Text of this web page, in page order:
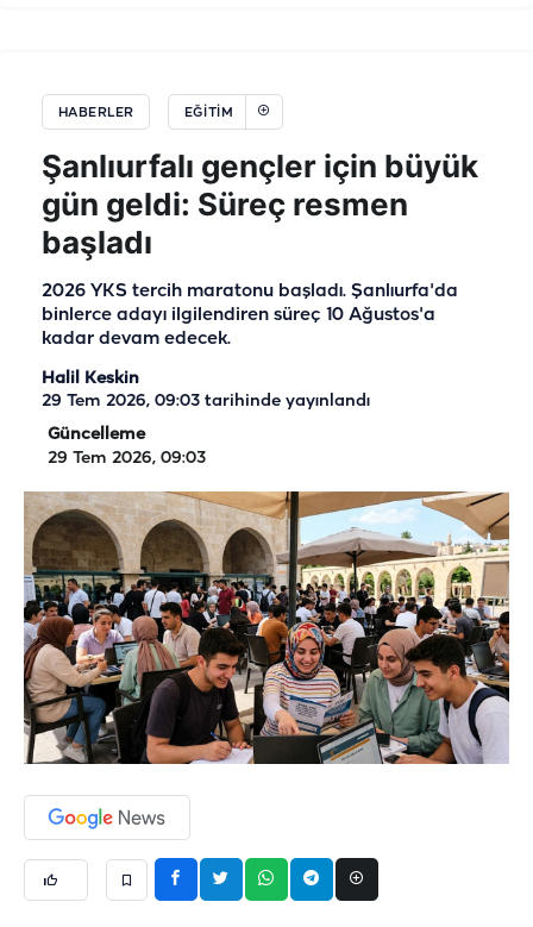
HABERLER EĞITIM
Şanlıurfalı gençler için büyük
gün geldi: Süreç resmen
başladı
2026 YKS tercih maratonu başladı. Şanlıurfa'da
binlerce adayı ilgilendiren süreç 10 Ağustos'a
kadar devam edecek.
Halil Keskin
29 Tem 2026, 09:03 tarihinde yayınlandı
Güncelleme
29 Tem 2026, 09:03